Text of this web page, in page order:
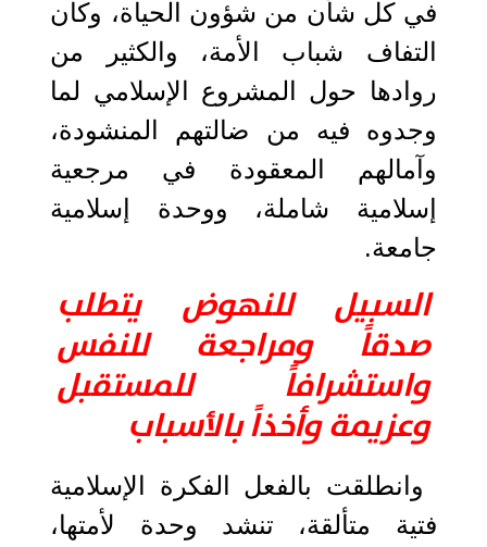
في كل شأن من شؤون الحياة، وكان
التفاف شباب الأمة، والكثير من
روادها حول المشروع الإسلامي لما
وجدوه فيه من ضالتهم المنشودة،
وآمالهم المعقودة في مرجعية
إسلامية شاملة، ووحدة إسلامية
جامعة.
السبيل للنهوض يتطلب
صدقاً ومراجعة للنفس
واستشرافاً للمستقبل
وعزيمة وأخذاً بالأسباب
وانطلقت بالفعل الفكرة الإسلامية
فتية متألقة، تنشد وحدة لأمتها،